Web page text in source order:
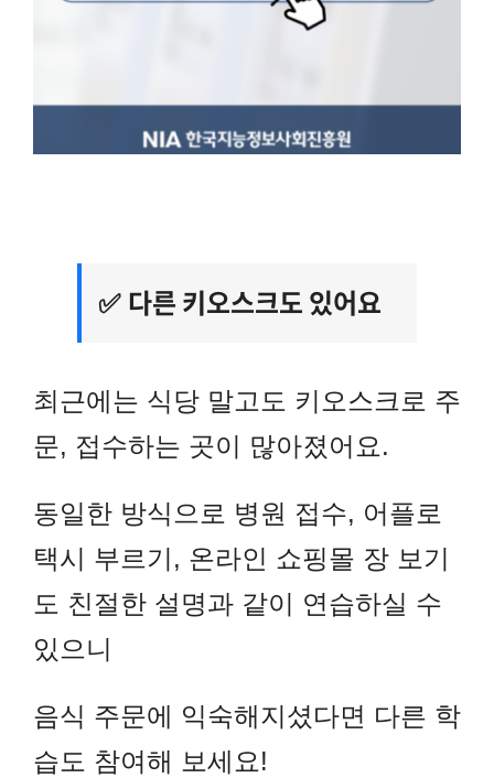
✅ 다른 키오스크도 있어요
최근에는 식당 말고도 키오스크로 주
문, 접수하는 곳이 많아졌어요.
동일한 방식으로 병원 접수, 어플로
택시 부르기, 온라인 쇼핑몰 장 보기
도 친절한 설명과 같이 연습하실 수
있으니
음식 주문에 익숙해지셨다면 다른 학
습도 참여해 보세요!